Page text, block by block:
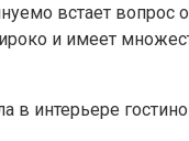
встает
и имеет